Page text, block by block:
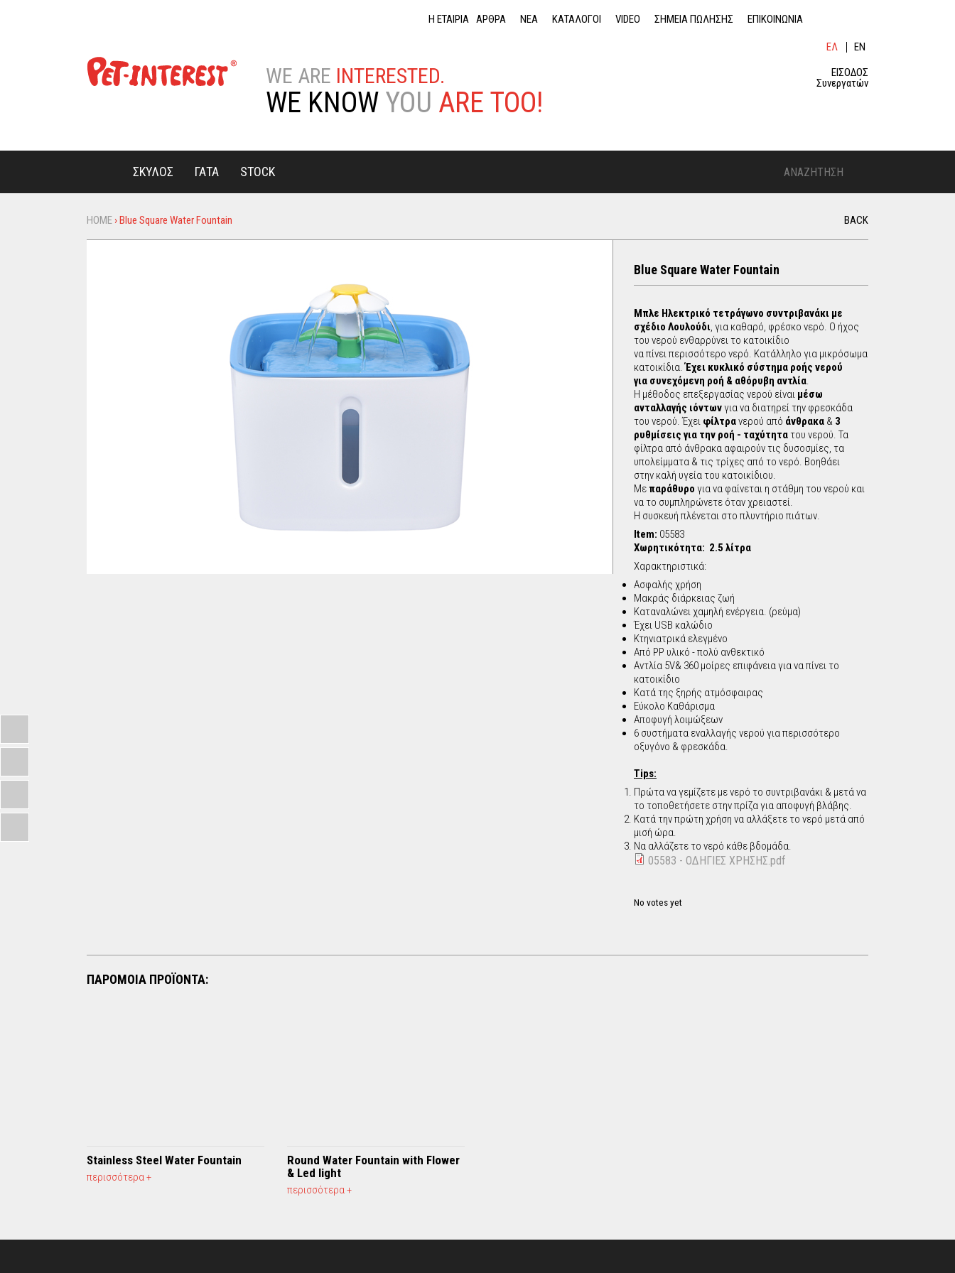
WE ARE INTERESTED.
WE KNOW YOU ARE TOO!
Η ΕΤΑΙΡΙΑ ΑΡΘΡΑ ΝΕΑ ΚΑΤΑΛΟΓΟΙ VIDEO ΣΗΜΕΙΑ ΠΩΛΗΣΗΣ ΕΠΙΚΟΙΝΩΝΙΑ
EN
SH
ΕΛ
ΝΙ
ΚΆΕΙΣΟΔΟΣ
Συνεργατών
ΣΚΥΛΟΣ ΓΑΤΑ STOCK
S
a
c
h
f
o
r
m
Α
Η
Τ
Η
You
HOME ›Blue Square Water Fountain BACK
Blue Square Water Fountain
Μπλε Ηλεκτρικό τετράγωνο συντριβανάκι με
σχέδιο Λουλούδι, για καθαρό, φρέσκο νερό. Ο ήχος
του νερού ενθαρρύνει το κατοικίδιο
να πίνει περισσότερο νερό. Κατάλληλο για μικρόσωμα
κατοικίδια.Έχει κυκλικό σύστημα ροής νερού
για συνεχόμενη ροή & αθόρυβη αντλία.
Η μέθοδος επεξεργασίας νερού είναι μέσω
ανταλλαγής ιόντωνγια να διατηρεί την φρεσκάδα
του νερού. Έχει φίλτρανερού από άνθρακα & 3
ρυθμίσεις για την ροή - ταχύτητατου νερού. Τα
φίλτρα από άνθρακα αφαιρούν τις δυσοσμίες, τα
υπολείμματα & τις τρίχες από το νερό. Βοηθάει
στην καλή υγεία του κατοικίδιου.
Με παράθυρο για να φαίνεται η στάθμη του νερού και
να το συμπληρώνετε όταν χρειαστεί.
Η συσκευή πλένεται στο πλυντήριο πιάτων.
Item: 05583
Χωρητικότητα: 2.5 λίτρα
Χαρακτηριστικά:
Ασφαλής χρήση
Μακράς διάρκειας ζωή
Καταναλώνει χαμηλή ενέργεια. (ρεύμα)
Έχει USB καλώδιο
Κτηνιατρικά ελεγμένο
Από PP υλικό - πολύ ανθεκτικό
Αντλία 5V& 360 μοίρες επιφάνεια για να πίνει το
κατοικίδιο
Κατά της ξηρής ατμόσφαιρας
Εύκολο Καθάρισμα
Αποφυγή λοιμώξεων
6 συστήματα εναλλαγής νερού για περισσότερο
οξυγόνο & φρεσκάδα.
Tips:
Πρώτα να γεμίζετε με νερό το συντριβανάκι & μετά να
το τοποθετήσετε στην πρίζα για αποφυγή βλάβης.
Κατά την πρώτη χρήση να αλλάξετε το νερό μετά από
μισή ώρα.
Να αλλάζετε το νερό κάθε βδομάδα.
05583 - ΟΔΗΓΙΕΣ ΧΡΗΣΗΣ.pdf
No votes yet
ΠΑΡΟΜΟΙΑ ΠΡΟΪΟΝΤΑ:
Stainless Steel Water Fountain
περισσότερα +
Round Water Fountain with Flower
& Led light
περισσότερα +